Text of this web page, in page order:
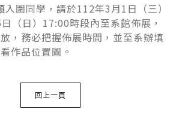
入圍同學，請於112年3月1日（三）
（日）17:00時段內至系館佈展，
，務必把握佈展時間，並至系辦填
作品位置圖。
回上一頁